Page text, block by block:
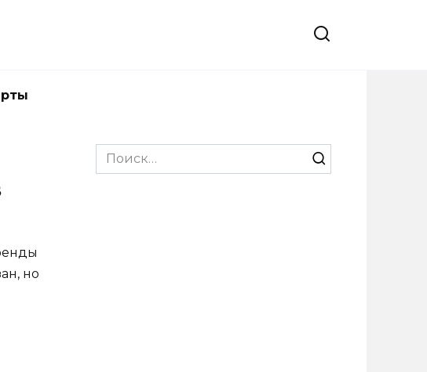
но
Search
for: